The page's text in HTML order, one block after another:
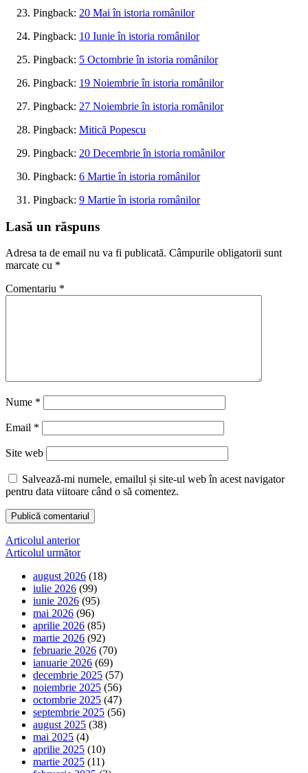
Pingback: 20 Mai în istoria românilor
Pingback: 10 Iunie în istoria românilor
Pingback: 5 Octombrie în istoria românilor
Pingback: 19 Noiembrie în istoria românilor
Pingback: 27 Noiembrie în istoria românilor
Pingback: Mitică Popescu
Pingback: 20 Decembrie în istoria românilor
Pingback: 6 Martie în istoria românilor
Pingback: 9 Martie în istoria românilor
Lasă un răspuns
Adresa ta de email nu va fi publicată. Câmpurile obligatorii sunt
marcate cu *
Comentariu *
Nume *
Email *
Site web
Salvează-mi numele, emailul și site-ul web în acest navigator
pentru data viitoare când o să comentez.
Navigare
în
articole
Articolul anterior
Articolul următor
august 2026 (18)
iulie 2026 (99)
iunie 2026 (95)
mai 2026 (96)
aprilie 2026 (85)
martie 2026 (92)
februarie 2026 (70)
ianuarie 2026 (69)
decembrie 2025 (57)
noiembrie 2025 (56)
octombrie 2025 (47)
septembrie 2025 (56)
august 2025 (38)
mai 2025 (4)
aprilie 2025 (10)
martie 2025 (11)